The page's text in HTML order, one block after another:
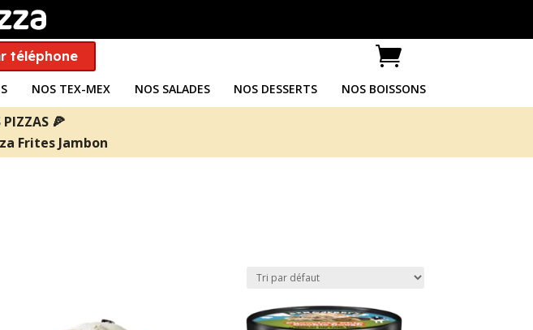
téléphone 
NOS TEX-MEX NOS SALADES NOS DESSERTS NOS BOISSONS
PIZZAS 🍕
Frites Jambon